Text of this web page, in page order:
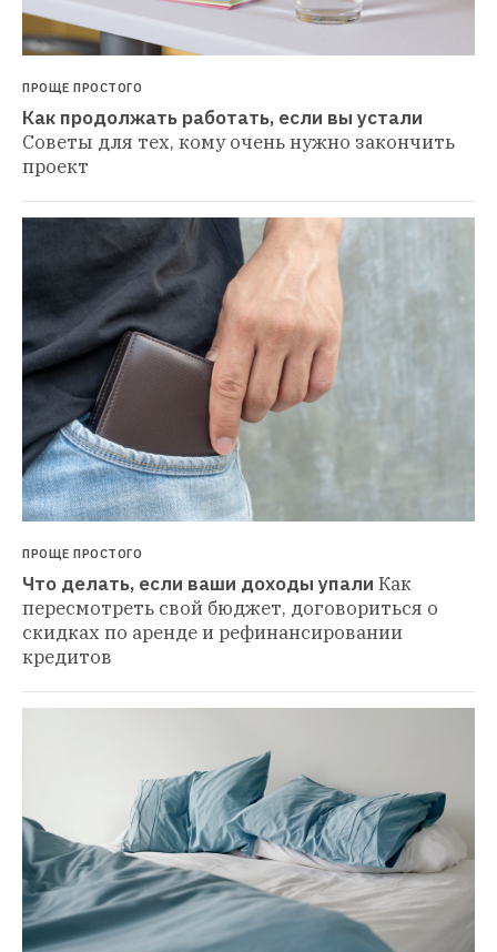
ПРОЩЕ ПРОСТОГО
Как продолжать работать, если вы устали
Советы для тех, кому очень нужно закончить
проект
ПРОЩЕ ПРОСТОГО
Что делать, если ваши доходы упали Как
пересмотреть свой бюджет, договориться о
скидках по аренде и рефинансировании
кредитов